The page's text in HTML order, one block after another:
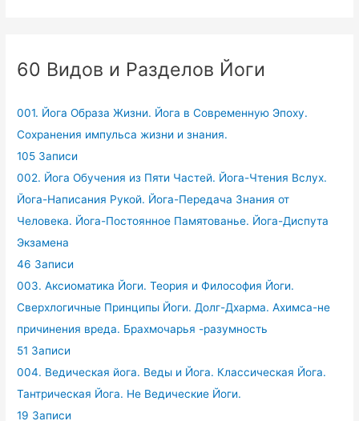
60 Видов и Разделов Йоги
001. Йога Образа Жизни. Йога в Современную Эпоху.
Сохранения импульса жизни и знания.
105 Записи
002. Йога Обучения из Пяти Частей. Йога-Чтения Вслух.
Йога-Написания Рукой. Йога-Передача Знания от
Человека. Йога-Постоянное Памятованье. Йога-Диспута
Экзамена
46 Записи
003. Аксиоматика Йоги. Теория и Философия Йоги.
Сверхлогичные Принципы Йоги. Долг-Дхарма. Ахимса-не
причинения вреда. Брахмочарья -разумность
51 Записи
004. Ведическая йога. Веды и Йога. Классическая Йога.
Тантрическая Йога. Не Ведические Йоги.
19 Записи